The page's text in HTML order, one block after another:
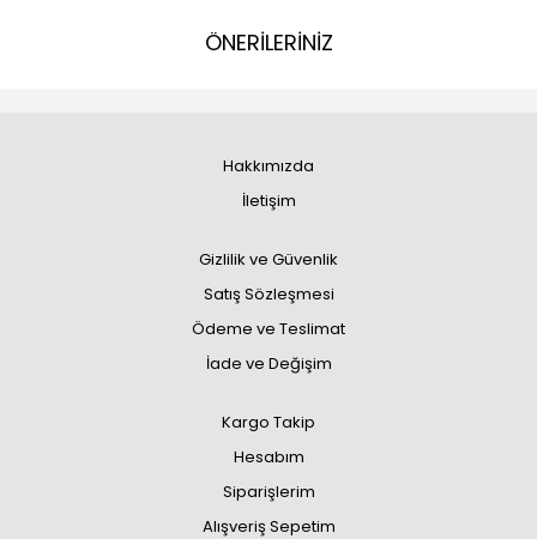
ÖNERİLERİNİZ
Hakkımızda
İletişim
Gizlilik ve Güvenlik
Satış Sözleşmesi
Ödeme ve Teslimat
İade ve Değişim
Kargo Takip
Hesabım
Siparişlerim
Alışveriş Sepetim